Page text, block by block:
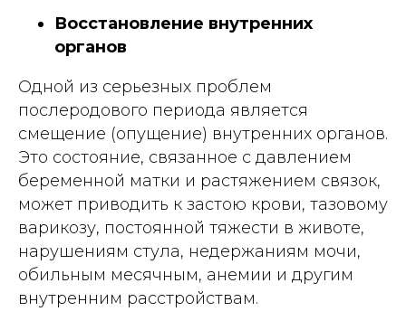
Восстановление внутренних
органов
Одной из серьезных проблем
послеродового периода является
смещение (опущение) внутренних органов.
Это состояние, связанное с давлением
беременной матки и растяжением связок,
может приводить к застою крови, тазовому
варикозу, постоянной тяжести в животе,
нарушениям стула, недержаниям мочи,
обильным месячным, анемии и другим
внутренним расстройствам.